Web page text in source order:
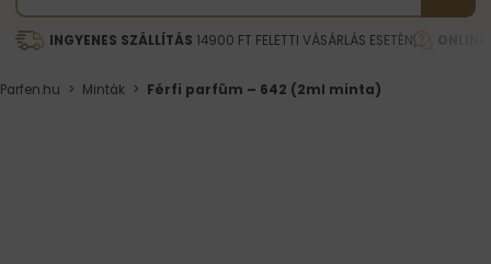
INGYENES SZÁLLÍTÁS 14900 FT FELETTI VÁSÁRLÁS ESETÉN
Parfen.hu > Minták > Férfi parfüm – 642 (2ml minta)